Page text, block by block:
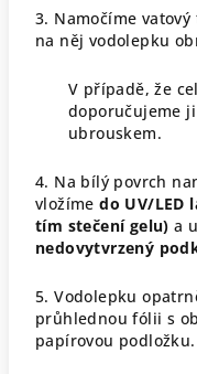
3. Namočíme
na něj vodolepku
V případě, že
doporučujeme
ubrouskem.
4. Na bílý povrch
vložímedo UV/LED
tím stečení gelu)a
nedovytvrzený
5. Vodolepku
průhlednou fólii s
papírovou podložku.